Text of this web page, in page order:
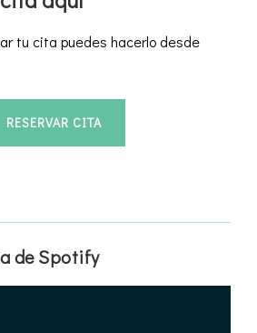
tu cita puedes hacerlo desde
RESERVAR CITA
de Spotify